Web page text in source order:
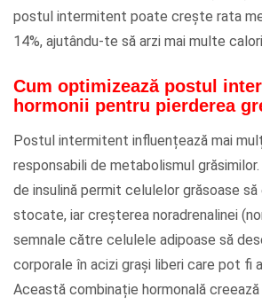
postul intermitent poate crește rata
14%, ajutându-te să arzi mai multe
Cum optimizează postul
hormonii pentru pierderea
Postul intermitent influențează mai
responsabili de metabolismul
de insulină permit celulelor grăsoase
stocate, iar creșterea noradrenalinei
semnale către celulele adipoase să
corporale în acizi grași liberi care pot fi
Această combinație hormonală